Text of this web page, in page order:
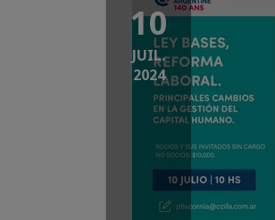
10
JUIL.
2024